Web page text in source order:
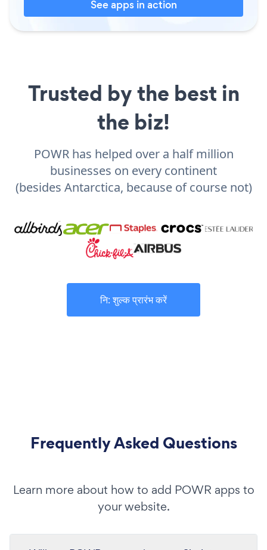
See apps in action
Trusted by the best in
the biz!
POWR has helped over a half million
businesses on every continent
(besides Antarctica, because of course not)
नि: शुल्क प्रारंभ करें
Frequently Asked Questions
Learn more about how to add POWR apps to
your website.